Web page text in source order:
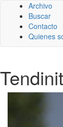
Archivo
Buscar
Contacto
Quienes